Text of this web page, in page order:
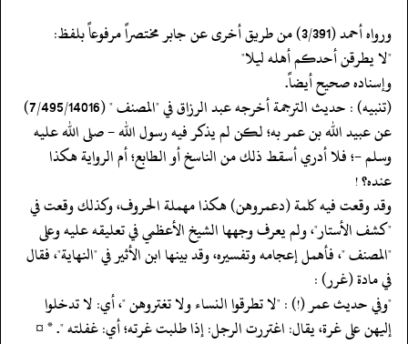
‏‏‏‏ورواه أحمد (3/391) من طريق أخرى عن جابر مختصراً مرفوعاً بلفظ:
‏‏‏‏"لا يطرقن أحدكم أهله ليلا"
‏‏‏‏وإسناده صحيح أيضاً.
‏‏‏‏(تنبيه) : حديث الترجمة أخرجه عبد الرزاق في "المصنف " (7/495/14016)
عن عبيد الله بن عمر به؛ لكن لم يذكر فيه رسول الله - صلى الله عليه
وسلم -؛ فلا أدري أسقط ذلك من الناسخ أو الطابع؛ أم الرواية هكذا
عنده؟ !
‏‏‏‏وقد وقعت فيه كلمة (دعمروهن) هكذا مهملة الحروف، وكذلك وقعت في
"كشف الأستار"، ولم يعرف وجهها الشيخ الأعظمي في تعليقه عليه وعلى
"المصنف "، فأهمل إعجامه وتفسيره، وقد بينها ابن الأثير في "النهاية"، فقال
في مادة (غرر) :
‏‏‏‏"وفي حديث عمر (!) : "لا تطرقوا النساء ولا تغتروهن "، أي: لا تدخلوا
إليهن على غرة، يقال: اغتررت الرجل: إذا طلبت غرته؛ أي: غفلته ". * ¤